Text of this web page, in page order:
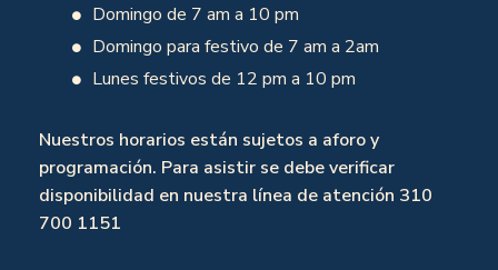
Domingo de 7 am a 10 pm
Domingo para festivo de 7 am a 2am
Lunes festivos de 12 pm a 10 pm
Nuestros horarios están sujetos a aforo y
programación. Para asistir se debe verificar
disponibilidad en nuestra línea de atención 310
700 1151